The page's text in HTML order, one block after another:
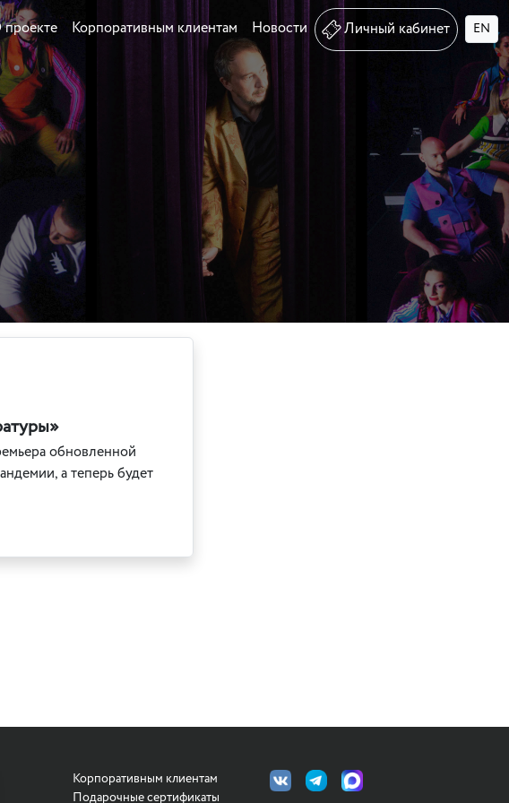
Корпоративным клиентам Новости Личный кабинет EN
обновленной
а теперь будет
Корпоративным клиентам
Подарочные сертификаты